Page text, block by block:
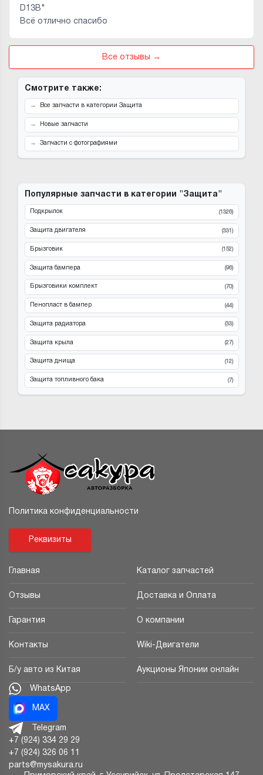
D13B"
Всё отлично спасибо
Все отзывы →
Смотрите также:
Все запчасти в категории Защита
Новые запчасти
Запчасти с фотографиями
Популярные запчасти в категории "Защита"
Подкрылок (1326)
Защита двигателя (331)
Брызговик (152)
Защита бампера (96)
Брызговики комплект (70)
Пенопласт в бампер (44)
Защита радиатора (33)
Защита крыла (27)
Защита днища (12)
Защита топливного бака (7)
Политика конфиденциальности
Реквизиты
Главная Каталог запчастей
Отзывы Доставка и Оплата
Гарантия О компании
Контакты Wiki-Двигатели
Б/у авто из Китая Аукционы Японии онлайн
WhatsApp
MAX
Telegram
+7 (924) 334 29 29
+7 (924) 326 06 11
parts@mysakura.ru